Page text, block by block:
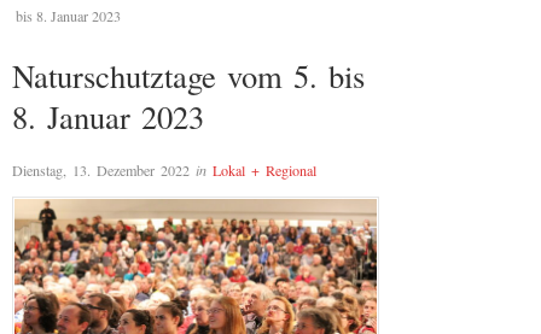
bis 8. Januar 2023
Naturschutztage vom 5. bis
8. Januar 2023
Dienstag, 13. Dezember 2022 in Lokal + Regional